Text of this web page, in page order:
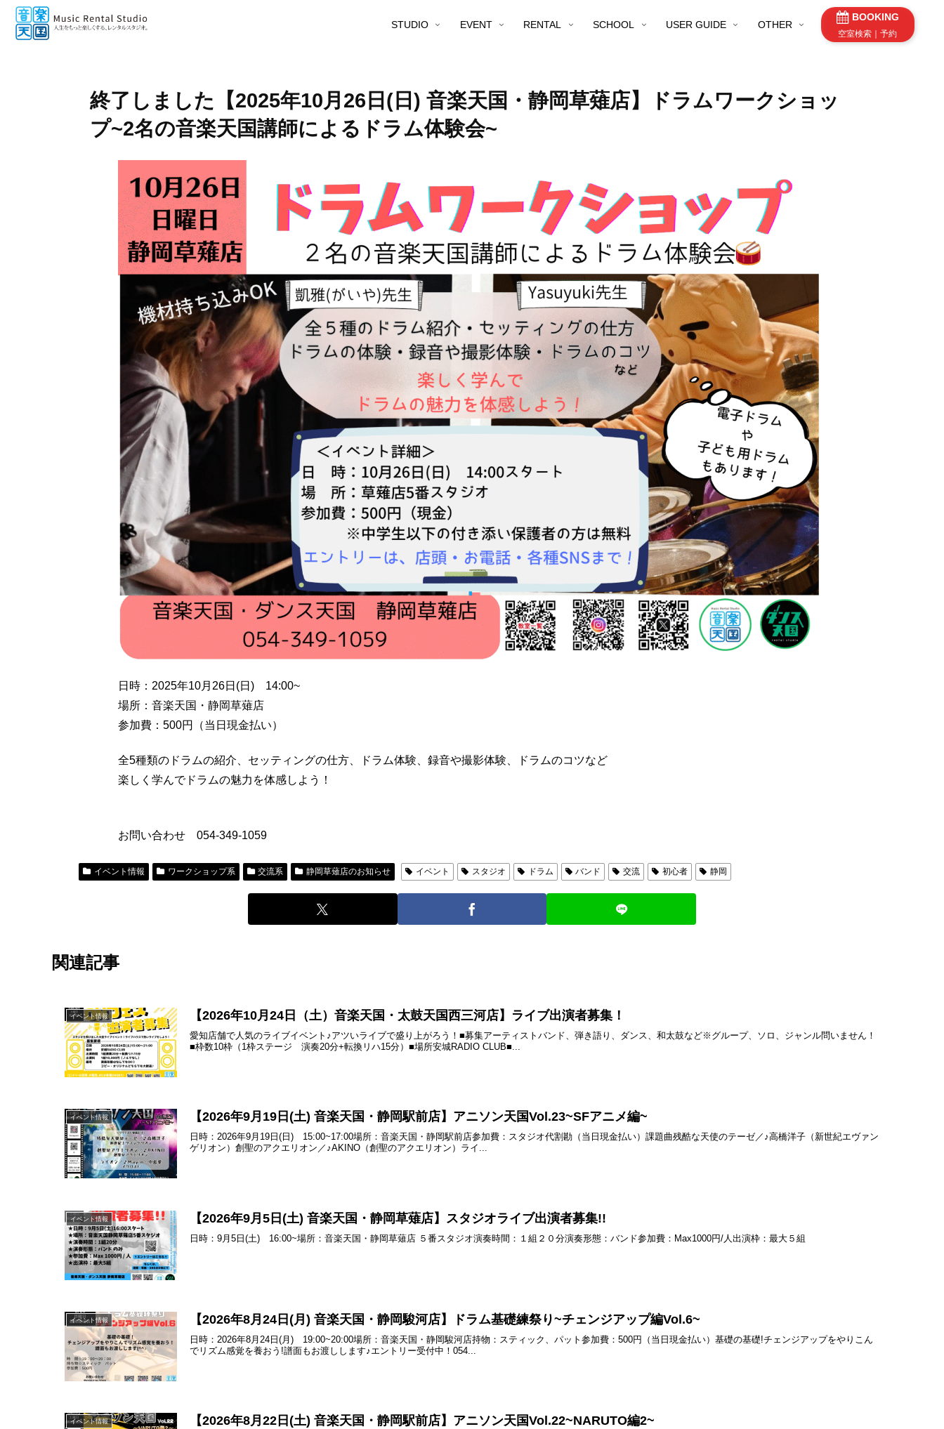
STUDIO EVENT RENTAL SCHOOL USER GUIDE OTHER
BOOKING
空室検索｜予約
終了しました【2025年10月26日(日) 音楽天国・静岡草薙店】ドラムワークショッ
プ~2名の音楽天国講師によるドラム体験会~
日時：2025年10月26日(日) 14:00~
場所：音楽天国・静岡草薙店
参加費：500円（当日現金払い）
全5種類のドラムの紹介、セッティングの仕方、ドラム体験、録音や撮影体験、ドラムのコツなど
楽しく学んでドラムの魅力を体感しよう！
お問い合わせ 054-349-1059
イベント情報 ワークショップ系 交流系 静岡草薙店のお知らせ イベント スタジオ ドラム バンド 交流 初心者 静岡
関連記事
イベント情報 【2026年10月24日（土）音楽天国・太鼓天国西三河店】ライブ出演者募集！
愛知店舗で人気のライブイベント♪アツいライブで盛り上がろう！■募集アーティストバンド、弾き語り、ダンス、和太鼓など※グループ、ソロ、ジャンル問いません！
■枠数10枠（1枠ステージ 演奏20分+転換リハ15分）■場所安城RADIO CLUB■...
イベント情報 【2026年9月19日(土) 音楽天国・静岡駅前店】アニソン天国Vol.23~SFアニメ編~
日時：2026年9月19日(日) 15:00~17:00場所：音楽天国・静岡駅前店参加費：スタジオ代割勘（当日現金払い）課題曲残酷な天使のテーゼ／♪高橋洋子（新世紀エヴァン
ゲリオン）創聖のアクエリオン／♪AKINO（創聖のアクエリオン）ライ...
イベント情報 【2026年9月5日(土) 音楽天国・静岡草薙店】スタジオライブ出演者募集!!
日時：9月5日(土) 16:00~場所：音楽天国・静岡草薙店 ５番スタジオ演奏時間：１組２０分演奏形態：バンド参加費：Max1000円/人出演枠：最大５組
イベント情報 【2026年8月24日(月) 音楽天国・静岡駿河店】ドラム基礎練祭り~チェンジアップ編Vol.6~
日時：2026年8月24日(月) 19:00~20:00場所：音楽天国・静岡駿河店持物：スティック、パット参加費：500円（当日現金払い）基礎の基礎!チェンジアップをやりこん
でリズム感覚を養おう!譜面もお渡しします♪エントリー受付中！054...
イベント情報 【2026年8月22日(土) 音楽天国・静岡駅前店】アニソン天国Vol.22~NARUTO編2~